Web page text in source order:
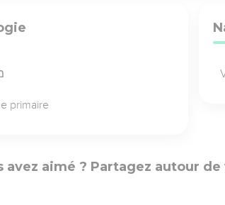
primaire
avez aimé ? Partagez autour de